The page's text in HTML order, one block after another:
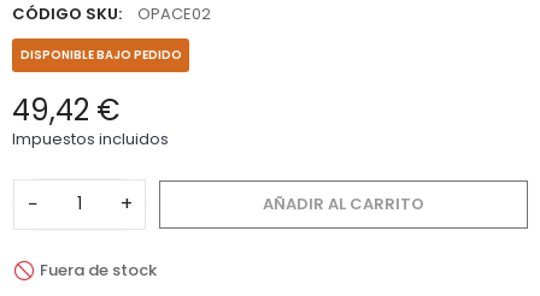
CÓDIGO SKU: OPACE02
DISPONIBLE BAJO PEDIDO
49,42 €
Impuestos incluidos
− + AÑADIR AL CARRITO
Fuera de stock